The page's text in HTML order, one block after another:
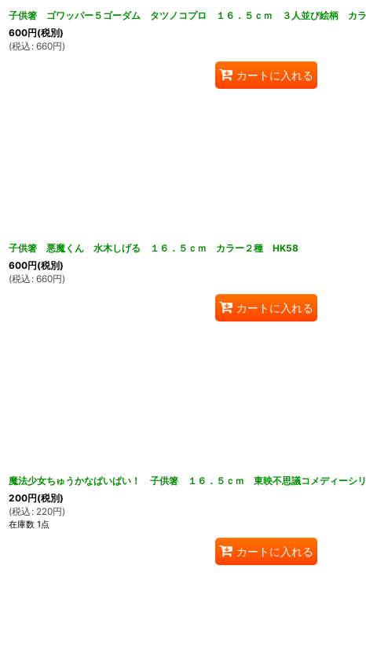
子供箸 ゴワッパー５ゴーダム タツノコプロ １６．５ｃｍ ３人並び絵柄 カ
600円(税別)
(税込 : 660円)
カートに入れる
子供箸 悪魔くん 水木しげる １６．５ｃｍ カラー２種 HK58
600円(税別)
(税込 : 660円)
カートに入れる
魔法少女ちゅうかなぱいぱい！ 子供箸 １６．５ｃｍ 東映不思議コメディーシ
200円(税別)
(税込 : 220円)
在庫数 1点
カートに入れる